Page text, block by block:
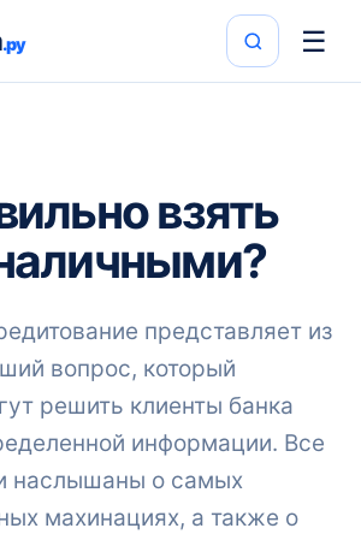
.ру ☰
взять
представляет из
вопрос, который
решить клиенты банка
информации. Все
наслышаны о самых
махинациях, а также о